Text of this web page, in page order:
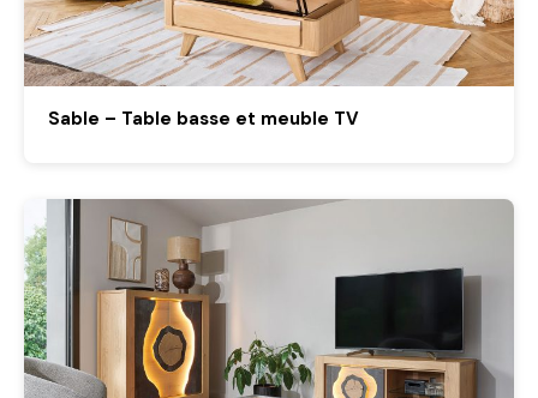
Sable – Table basse et meuble TV